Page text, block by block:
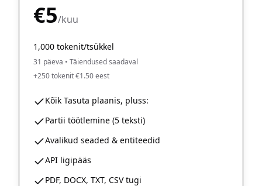
€5/kuu
1,000 tokenit/tsükkel
31 päeva • Täiendused saadaval
+250 tokenit €1.50 eest
Kõik Tasuta plaanis, pluss:
Partii töötlemine (5 teksti)
Avalikud seaded & entiteedid
API ligipääs
PDF, DOCX, TXT, CSV tugi